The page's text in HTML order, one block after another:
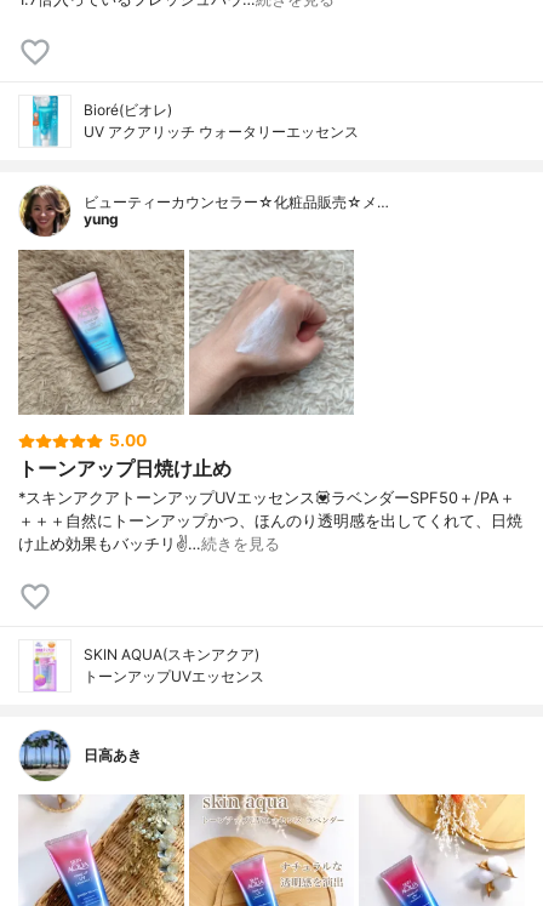
Bioré(ビオレ)
UV アクアリッチ ウォータリーエッセンス
ビューティーカウンセラー☆化粧品販売☆メ…
yung
5.00
トーンアップ日焼け止め
*スキンアクアトーンアップUVエッセンス💟ラベンダーSPF50＋/PA＋
＋＋＋自然にトーンアップかつ、ほんのり透明感を出してくれて、日焼
け止め効果もバッチリ✌️…続きを見る
SKIN AQUA(スキンアクア)
トーンアップUVエッセンス
日高あき